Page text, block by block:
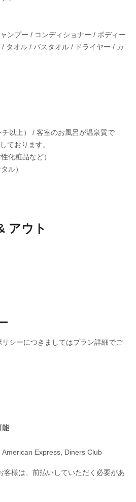
ンプー / コンディショナー / ボディー
/ タオル / バスタオル / ドライヤー / カ
以上） / 客室のお風呂が温泉質で
ております。
化粧品など）
ル）
アウト
シーにつきましてはプラン詳細でご
能
American Express Diners Club
様は、前払いしていただく必要があ